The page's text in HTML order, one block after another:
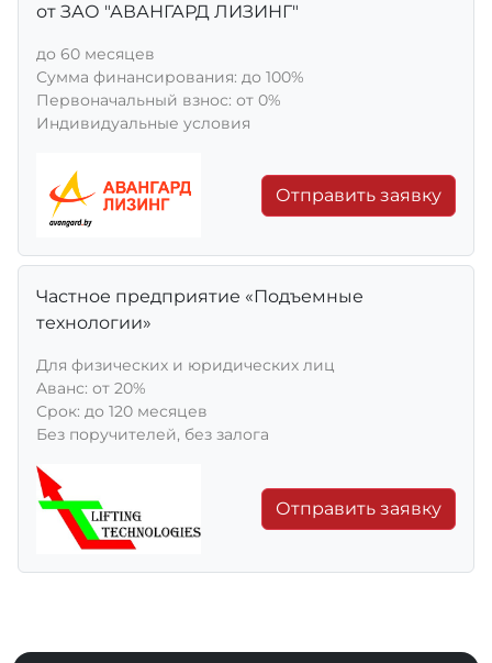
от ЗАО "АВАНГАРД ЛИЗИНГ"
до 60 месяцев
Сумма финансирования: до 100%
Первоначальный взнос: от 0%
Индивидуальные условия
Отправить заявку
Частное предприятие «Подъемные
технологии»
Для физических и юридических лиц
Aванс: от 20%
Срок: до 120 месяцев
Без поручителей, без залога
Отправить заявку